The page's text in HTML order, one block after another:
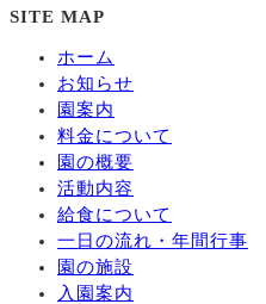
SITE MAP
ホーム
お知らせ
園案内
料金について
園の概要
活動内容
給食について
一日の流れ・年間行事
園の施設
入園案内